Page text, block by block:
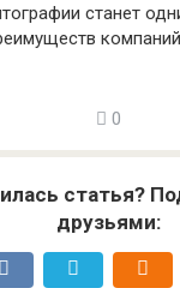
станет
0
статья?
друзьями: